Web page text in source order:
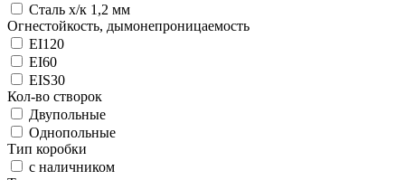
Сталь х/к 1,2 мм
Огнестойкость, дымонепроницаемость
EI120
EI60
EIS30
Кол-во створок
Двупольные
Однопольные
Тип коробки
с наличником